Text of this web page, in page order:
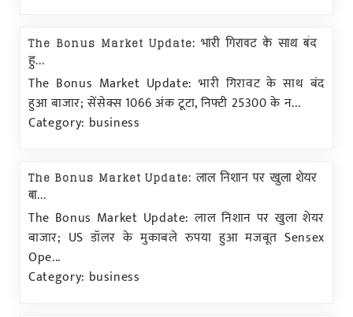
The Bonus Market Update: भारी गिरावट के साथ बंद
हु...
The Bonus Market Update: भारी गिरावट के साथ बंद
हुआ बाजार; सेंसेक्स 1066 अंक टूटा, निफ्टी 25300 के न...
Category: business
The Bonus Market Update: लाल निशान पर खुला शेयर
बा...
The Bonus Market Update: लाल निशान पर खुला शेयर
बाजार; US डॉलर के मुकाबले रुपया हुआ मजबूत Sensex
Ope...
Category: business